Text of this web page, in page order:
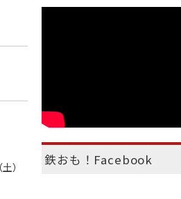
）
鉄おも！Facebook